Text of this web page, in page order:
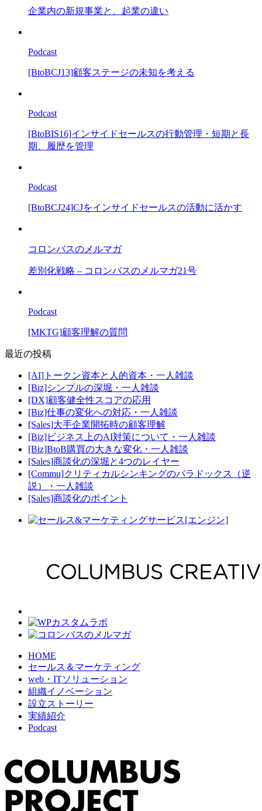
企業内の新規事業と、起業の違い
Podcast
[BtoBCJ13]顧客ステージの未知を考える
Podcast
[BtoBIS16]インサイドセールスの行動管理・短期と長
期、履歴を管理
Podcast
[BtoBCJ24]CJをインサイドセールスの活動に活かす
コロンバスのメルマガ
差別化戦略 – コロンバスのメルマガ21号
Podcast
[MKTG]顧客理解の質問
最近の投稿
[AI]トークン資本と人的資本・一人雑談
[Biz]シンプルの深堀・一人雑談
[DX]顧客健全性スコアの応用
[Biz]仕事の変化への対応・一人雑談
[Sales]大手企業開拓時の顧客理解
[Biz]ビジネス上のAI対策について・一人雑談
[Biz]BtoB購買の大きな変化・一人雑談
[Sales]商談化の深堀と4つのレイヤー
[Commu]クリティカルシンキングのパラドックス（逆
説）・一人雑談
[Sales]商談化のポイント
HOME
セールス＆マーケティング
web・ITソリューション
組織イノベーション
設立ストーリー
実績紹介
Podcast